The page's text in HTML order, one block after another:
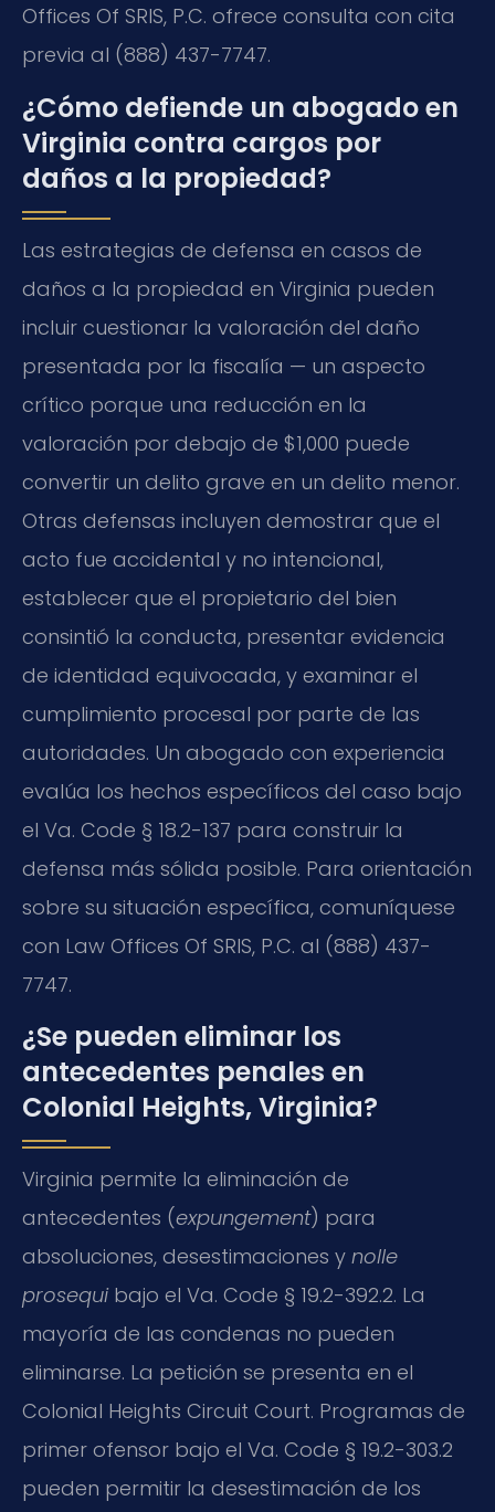
Offices Of SRIS, P.C. ofrece consulta con cita
previa al (888) 437-7747.
¿Cómo defiende un abogado en
Virginia contra cargos por
daños a la propiedad?
Las estrategias de defensa en casos de
daños a la propiedad en Virginia pueden
incluir cuestionar la valoración del daño
presentada por la fiscalía — un aspecto
crítico porque una reducción en la
valoración por debajo de $1,000 puede
convertir un delito grave en un delito menor.
Otras defensas incluyen demostrar que el
acto fue accidental y no intencional,
establecer que el propietario del bien
consintió la conducta, presentar evidencia
de identidad equivocada, y examinar el
cumplimiento procesal por parte de las
autoridades. Un abogado con experiencia
evalúa los hechos específicos del caso bajo
el Va. Code § 18.2-137 para construir la
defensa más sólida posible. Para orientación
sobre su situación específica, comuníquese
con Law Offices Of SRIS, P.C. al (888) 437-
7747.
¿Se pueden eliminar los
antecedentes penales en
Colonial Heights, Virginia?
Virginia permite la eliminación de
antecedentes (expungement) para
absoluciones, desestimaciones y nolle
prosequibajo el Va. Code § 19.2-392.2. La
mayoría de las condenas no pueden
eliminarse. La petición se presenta en el
Colonial Heights Circuit Court. Programas de
primer ofensor bajo el Va. Code § 19.2-303.2
pueden permitir la desestimación de los